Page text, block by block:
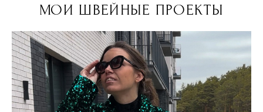
МОИ ШВЕЙНЫЕ ПРОЕКТЫ